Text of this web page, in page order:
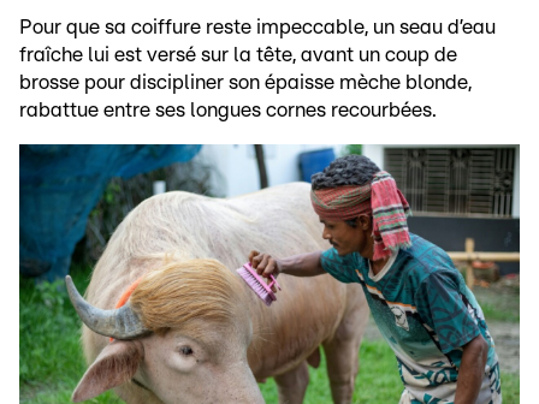
Pour que sa coiffure reste impeccable, un seau d’eau
fraîche lui est versé sur la tête, avant un coup de
brosse pour discipliner son épaisse mèche blonde,
rabattue entre ses longues cornes recourbées.